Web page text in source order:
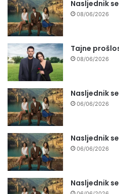
Nasljednik
08/06/2026
Tajne
08/06/2026
Nasljednik
06/06/2026
Nasljednik
06/06/2026
Nasljednik